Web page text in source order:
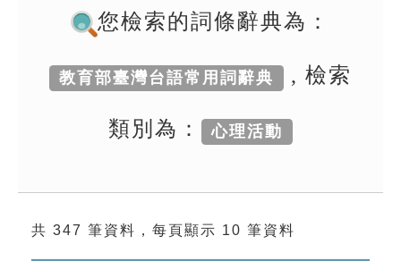
成語故事
索引選單
您檢索的詞條辭典為：
教育部臺灣台語常用詞辭典 , 檢索
類別為： 心理活動
共 347 筆資料，每頁顯示 10 筆資料